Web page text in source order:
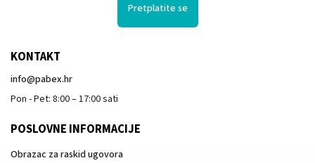
Pretplatite se
KONTAKT
info@pabex.hr
Pon - Pet: 8:00 – 17:00 sati
POSLOVNE INFORMACIJE
Obrazac za raskid ugovora